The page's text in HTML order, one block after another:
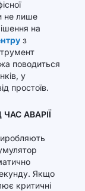
не лише
на
з
поводиться
у
простоїв.
АВАРІЇ
Якщо
критичні